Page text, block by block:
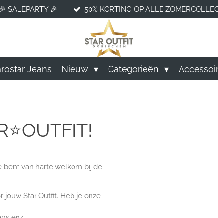
SALEPARTY 🎉 50% KORTING OP ALLE
Jeans Nieuw Categorieën
bent van harte welkom bij de
jouw Star Outfit. Heb je onze